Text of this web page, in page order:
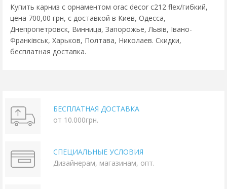
Купить карниз с орнаментом orac decor c212 flex/гибкий,
цена 700,00 грн, с доставкой в Киев, Одесса,
Днепропетровск, Винница, Запорожье, Львів, Івано-
Франківськ, Харьков, Полтава, Николаев. Скидки,
бесплатная доставка.
БЕСПЛАТНАЯ ДОСТАВКА
от 10.000грн.
СПЕЦИАЛЬНЫЕ УСЛОВИЯ
Дизайнерам, магазинам, опт.